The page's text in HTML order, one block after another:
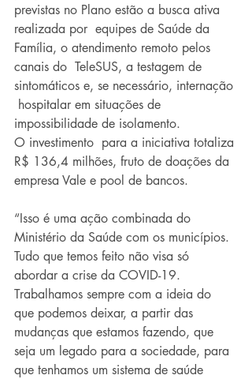
previstas no Plano estão a busca ativa
realizada por  equipes de Saúde da
Família, o atendimento remoto pelos
canais do  TeleSUS, a testagem de
sintomáticos e, se necessário, internação
hospitalar em situações de
impossibilidade de isolamento.
O investimento  para a iniciativa totaliza
R$ 136,4 milhões, fruto de doações da
empresa Vale e pool de bancos.
“Isso é uma ação combinada do
Ministério da Saúde com os municípios.
Tudo que temos feito não visa só
abordar a crise da COVID-19.
Trabalhamos sempre com a ideia do
que podemos deixar, a partir das
mudanças que estamos fazendo, que
seja um legado para a sociedade, para
que tenhamos um sistema de saúde